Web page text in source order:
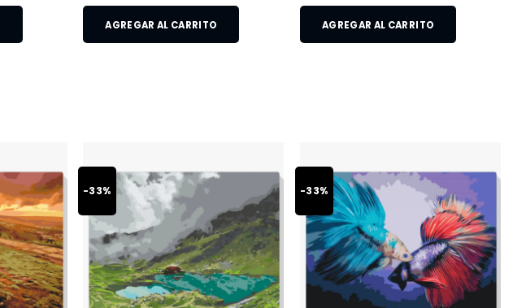
AGREGAR AL CARRITO AGREGAR AL CARRITO
-33% -33%